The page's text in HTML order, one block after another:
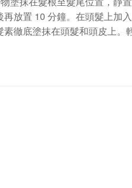
放置 10 分鐘。在頭髮上加
徹底塗抹在頭髮和頭皮上。